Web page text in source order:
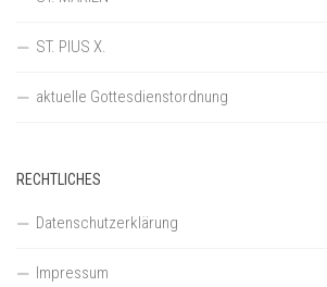
ST. PIUS X.
aktuelle Gottesdienstordnung
RECHTLICHES
Datenschutzerklärung
Impressum